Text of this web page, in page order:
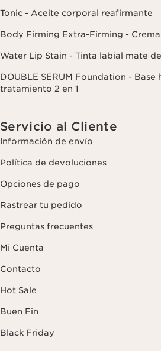
Tonic - Aceite corporal reafirmante
Body Firming Extra-Firming -
Water Lip Stain - Tinta labial mate
DOUBLE SERUM Foundation -
tratamiento 2 en 1
Servicio al Cliente
Información de envío
Política de devoluciones
Opciones de pago
Rastrear tu pedido
Preguntas frecuentes
Mi Cuenta
Contacto
Hot Sale
Buen Fin
Black Friday